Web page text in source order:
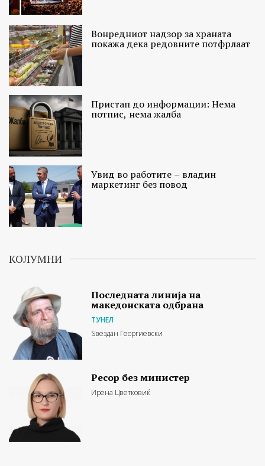
Вонредниот надзор за храната
покажа дека редовните потфрлаат
Пристап до информации: Нема
потпис, нема жалба
Увид во работите – владин
маркетинг без повод
КОЛУМНИ
Последната линија на
македонската одбрана
ТУНЕЛ
Ѕвездан Георгиевски
Ресор без министер
Ирена Цветковиќ